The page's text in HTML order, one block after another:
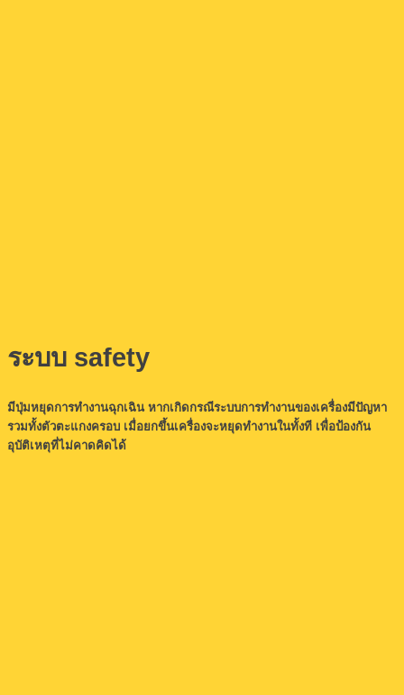
ระบบ safety
มีปุ่มหยุดการทำงานฉุกเฉิน หากเกิดกรณีระบบการทำงานของเครื่องมีปัญหา
รวมทั้งตัวตะแกงครอบ เมื่อยกขึ้นเครื่องจะหยุดทำงานในทั้งที เพื่อป้องกัน
อุบัติเหตุที่ไม่คาดคิดได้